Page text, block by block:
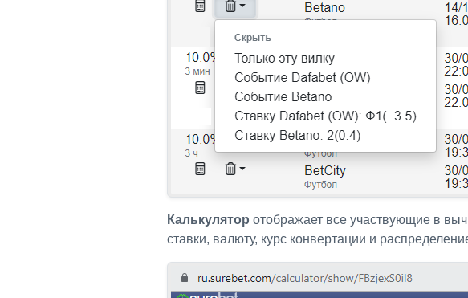
Калькулятор отображает все участвующие в
ставки, валюту, курс конвертации и